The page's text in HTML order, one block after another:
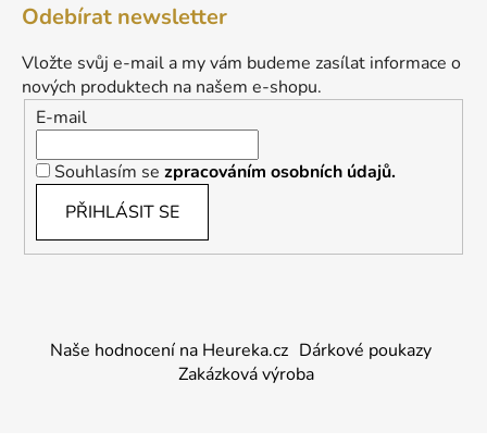
Odebírat newsletter
Vložte svůj e-mail a my vám budeme zasílat informace o
nových produktech na našem e-shopu.
E-mail
Souhlasím se zpracováním osobních údajů.
PŘIHLÁSIT SE
Naše hodnocení na Heureka.cz Dárkové poukazy
Zakázková výroba